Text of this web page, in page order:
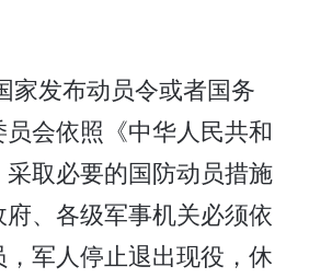
家发布动员令或者国务
会依照《中华人民共和
取必要的国防动员措施
、各级军事机关必须依
军人停止退出现役，休